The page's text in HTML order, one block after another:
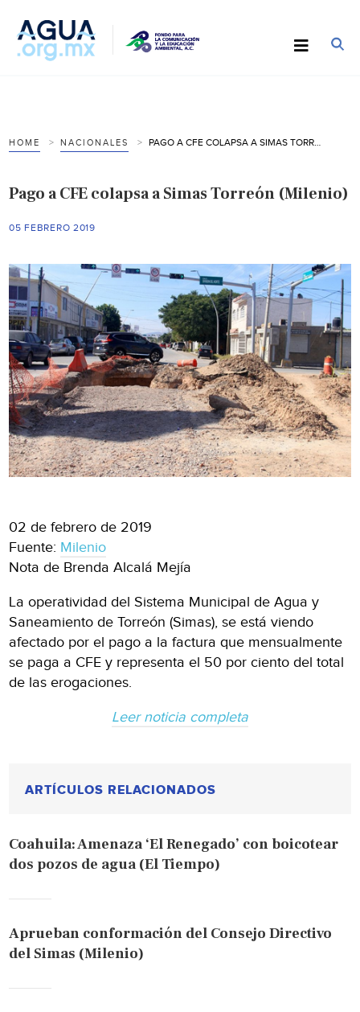
HOME NACIONALES
Pago a CFE colapsa a Simas Torreón (Milenio)
05 FEBRERO 2019
02 de febrero de 2019
Fuente: Milenio
Nota de Brenda Alcalá Mejía
La operatividad del Sistema Municipal de Agua y
Saneamiento de Torreón (Simas), se está viendo
afectado por el pago a la factura que mensualmente
se paga a CFE y representa el 50 por ciento del total
de las erogaciones.
Leer noticia completa
ARTÍCULOS RELACIONADOS
Coahuila: Amenaza ‘El Renegado’ con boicotear
dos pozos de agua (El Tiempo)
Aprueban conformación del Consejo Directivo
del Simas (Milenio)